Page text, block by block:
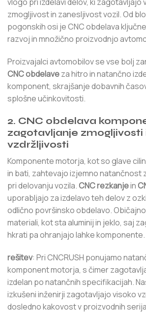
zmogljivost in zanesljivost vozil. Od
pogonskih osi je CNC obdelava
razvoj in množično proizvodnjo
Proizvajalci avtomobilov se vse bolj
CNC obdelaveza hitro in natančno
komponent, skrajšanje dobavnih
splošne učinkovitosti.
2. CNC obdelava
zagotavljanje zmogljivosti
vzdržljivosti
Komponente motorja, kot so glave
in bati, zahtevajo izjemno natančnost
pri delovanju vozila.CNC rezkanjein
uporabljajo za izdelavo teh delov z
odlično površinsko obdelavo.
materiali, kot sta aluminij in jeklo, saj
hkrati pa ohranjajo lahke komponente.
rešitev: Pri CNCRUSH ponujamo
komponent motorja, s čimer
izdelan po natančnih specifikacijah.
izkušeni inženirji zagotavljajo visoko
dosledno kakovost v proizvodnih